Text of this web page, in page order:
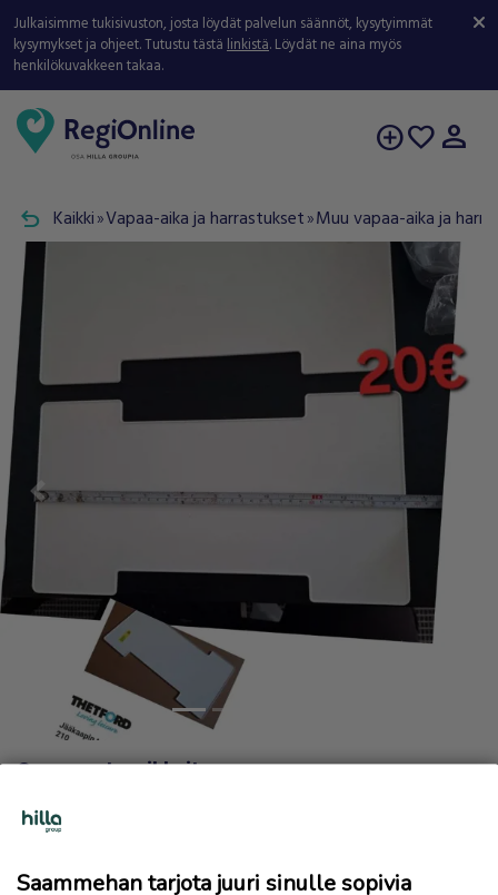
Julkaisimme tukisivuston, josta löydät palvelun säännöt, kysytyimmät
kysymykset ja ohjeet. Tutustu tästälinkistä. Löydät ne aina myös
henkilökuvakkeen takaa.
add_circlefavorite person
undo Kaikki double_arrowVapaa-aika ja harrastukset double_arrow Muu vapaa-aika ja
Previous
Caravan tarvikkeita
20 €
location_onKokkola Keskus,Kokkola ,Keski-Pohjanmaa
Saammehan tarjota juuri sinulle sopivia